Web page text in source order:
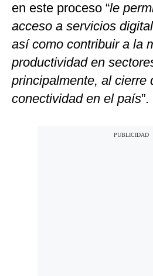
en este proceso “le
acceso a servicios
así como contribuir a la
productividad en
principalmente, al cierre
conectividad en el país”.